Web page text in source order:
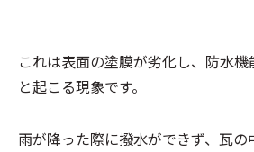
これは表面の塗膜が劣化し、防水
と起こる現象です。
雨が降った際に撥水ができず、瓦の